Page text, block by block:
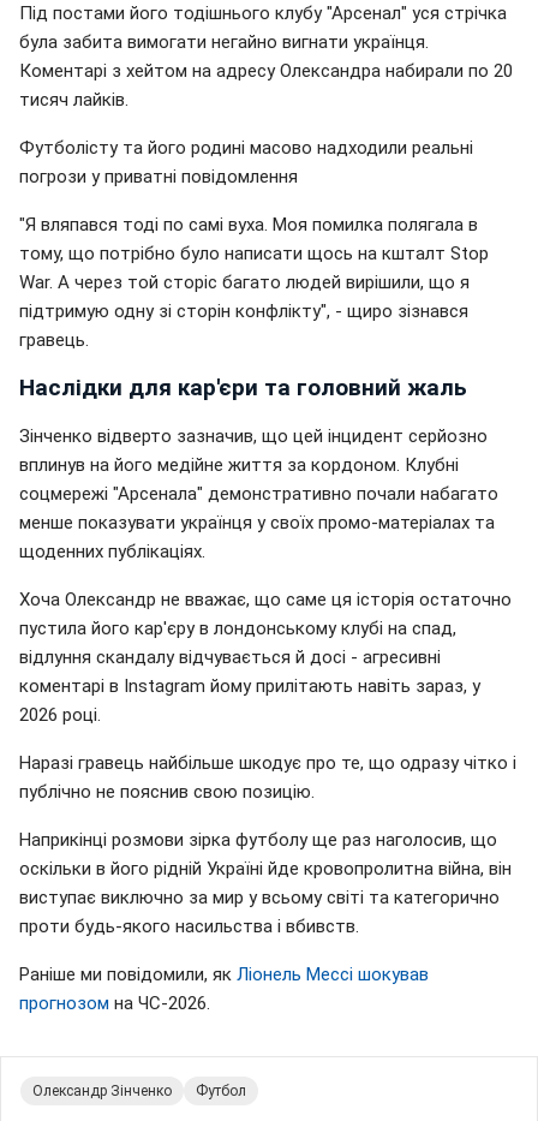
Під постами його тодішнього клубу "Арсенал" уся стрічка
була забита вимогати негайно вигнати українця.
Коментарі з хейтом на адресу Олександра набирали по 20
тисяч лайків.
Футболісту та його родині масово надходили реальні
погрози у приватні повідомлення
"Я вляпався тоді по самі вуха. Моя помилка полягала в
тому, що потрібно було написати щось на кшталт Stop
War. А через той сторіс багато людей вирішили, що я
підтримую одну зі сторін конфлікту", - щиро зізнався
гравець.
Наслідки для кар'єри та головний жаль
Зінченко відверто зазначив, що цей інцидент серйозно
вплинув на його медійне життя за кордоном. Клубні
соцмережі "Арсенала" демонстративно почали набагато
менше показувати українця у своїх промо-матеріалах та
щоденних публікаціях.
Хоча Олександр не вважає, що саме ця історія остаточно
пустила його кар'єру в лондонському клубі на спад,
відлуння скандалу відчувається й досі - агресивні
коментарі в Instagram йому прилітають навіть зараз, у
2026 році.
Наразі гравець найбільше шкодує про те, що одразу чітко і
публічно не пояснив свою позицію.
Наприкінці розмови зірка футболу ще раз наголосив, що
оскільки в його рідній Україні йде кровопролитна війна, він
виступає виключно за мир у всьому світі та категорично
проти будь-якого насильства і вбивств.
Раніше ми повідомили, як Ліонель Мессі шокував
прогнозом на ЧС-2026.
Олександр Зінченко Футбол